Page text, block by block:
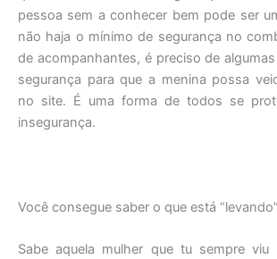
pessoa sem a conhecer bem pode ser
não haja o mínimo de segurança no
de acompanhantes, é preciso de
segurança para que a menina possa
no site. É uma forma de todos se
insegurança.
Você consegue saber o que está “levando”
Sabe aquela mulher que tu sempre